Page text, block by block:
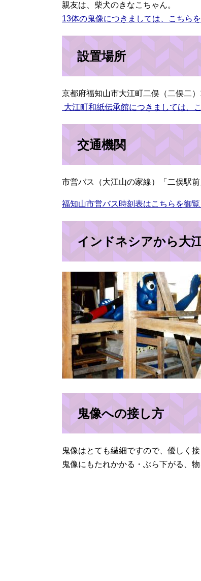
親友は、柴犬のきなこちゃん。
13体の鬼像につきましては、こちらを
設置場所
京都府福知山市大江町二俣（二俣二
大江町和紙伝承館につきましては、
交通機関
市営バス（大江山の家線）「二俣駅
福知山市営バス時刻表はこちらを御覧
インドネシアから大
鬼像への接し方
鬼像はとても繊細ですので、優しく接
鬼像にもたれかかる・ぶら下がる、